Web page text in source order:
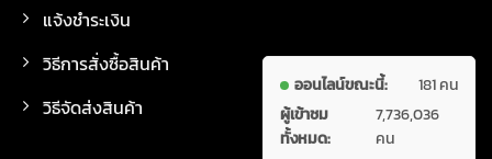
แจ้งชำระเงิน
วิธีการสั่งซื้อสินค้า
วิธีจัดส่งสินค้า
ออนไลน์ขณะนี้:
181 คน
ผู้เข้าชม
ทั้งหมด:
7,736,036
คน